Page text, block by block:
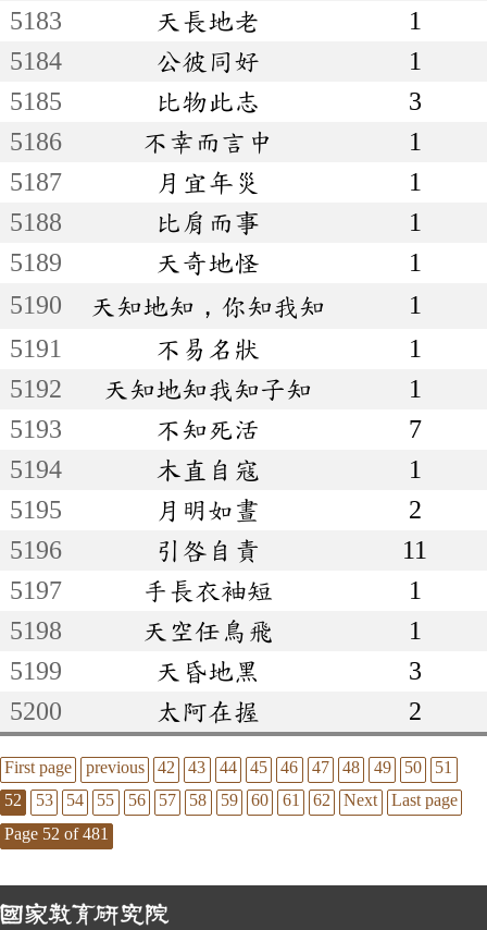
5183
天長地老
1
5184
公彼同好
1
5185
比物此志
3
5186
不幸而言中
1
5187
月宜年災
1
5188
比肩而事
1
5189
天奇地怪
1
5190
天知地知，你知我知
1
5191
不易名狀
1
5192
天知地知我知子知
1
5193
不知死活
7
5194
木直自寇
1
5195
月明如晝
2
5196
引咎自責
11
5197
手長衣袖短
1
5198
天空任鳥飛
1
5199
天昏地黑
3
5200
太阿在握 2
First page previous 42 43 44 45 46 47 48 49 50
51
52
53 54 55 56 57 58 59 60 61 62 Next
Last page
Page 52 of 481